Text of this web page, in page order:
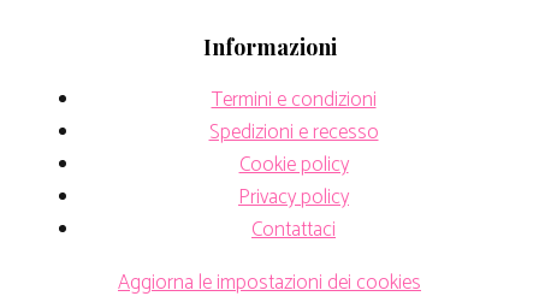
Informazioni
Termini e condizioni
Spedizioni e recesso
Cookie policy
Privacy policy
Contattaci
Aggiorna le impostazioni dei cookies